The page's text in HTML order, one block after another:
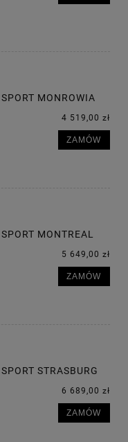
MONROWIA
4 519,00 zł
ZAMÓW
MONTREAL
5 649,00 zł
ZAMÓW
STRASBURG
6 689,00 zł
ZAMÓW